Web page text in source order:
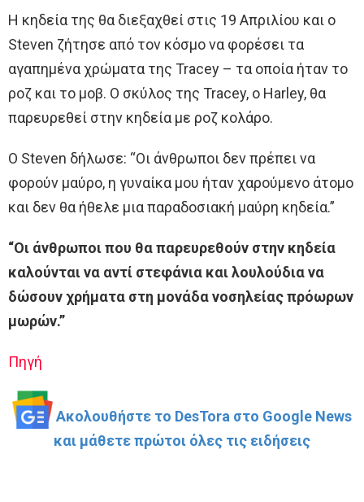
Η κηδεία της θα διεξαχθεί στις 19 Απριλίου και ο
Steven ζήτησε από τον κόσμο να φορέσει τα
αγαπημένα χρώματα της Tracey – τα οποία ήταν το
ροζ και το μοβ. Ο σκύλος της Tracey, ο Harley, θα
παρευρεθεί στην κηδεία με ροζ κολάρο.
Ο Steven δήλωσε: “Οι άνθρωποι δεν πρέπει να
φορούν μαύρο, η γυναίκα μου ήταν χαρούμενο άτομο
και δεν θα ήθελε μια παραδοσιακή μαύρη κηδεία.”
“Οι άνθρωποι που θα παρευρεθούν στην κηδεία
καλούνται να αντί στεφάνια και λουλούδια να
δώσουν χρήματα στη μονάδα νοσηλείας πρόωρων
μωρών.”
Πηγή
Ακολουθήστε το DesTora στο Google News
και μάθετε πρώτοι όλες τις ειδήσεις